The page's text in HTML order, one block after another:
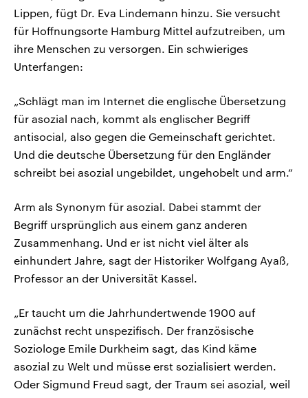
Lippen, fügt Dr. Eva Lindemann hinzu. Sie versucht
für Hoffnungsorte Hamburg Mittel aufzutreiben, um
ihre Menschen zu versorgen. Ein schwieriges
Unterfangen:
„Schlägt man im Internet die englische Übersetzung
für asozial nach, kommt als englischer Begriff
antisocial, also gegen die Gemeinschaft gerichtet.
Und die deutsche Übersetzung für den Engländer
schreibt bei asozial ungebildet, ungehobelt und arm.“
Arm als Synonym für asozial. Dabei stammt der
Begriff ursprünglich aus einem ganz anderen
Zusammenhang. Und er ist nicht viel älter als
einhundert Jahre, sagt der Historiker Wolfgang Ayaß,
Professor an der Universität Kassel.
„Er taucht um die Jahrhundertwende 1900 auf
zunächst recht unspezifisch. Der französische
Soziologe Emile Durkheim sagt, das Kind käme
asozial zu Welt und müsse erst sozialisiert werden.
Oder Sigmund Freud sagt, der Traum sei asozial, weil